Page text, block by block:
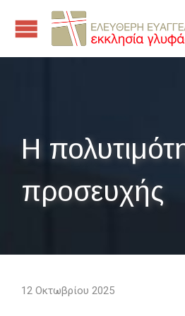
Η
προσευχής
12 Οκτωβρίου 2025